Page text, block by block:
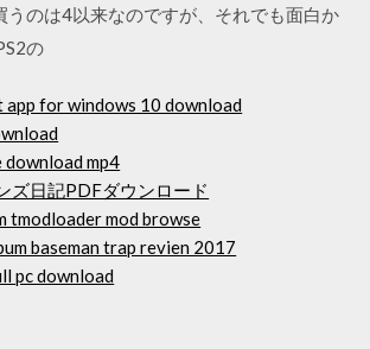
うのは4以来なのですが、それでも面白か
の
for windows 10 download
download mp4
ズ日記PDFダウンロード
tmodloader mod browse
baseman trap revien 2017
pc download